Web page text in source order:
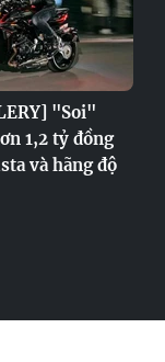
"Soi"
1,2 tỷ đồng
và hãng độ